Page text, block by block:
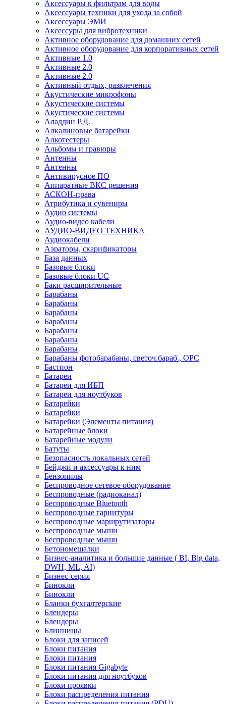
Аксессуары к фильтрам для воды
Аксессуары техники для ухода за собой
Аксессуары ЭМИ
Аксессуры для вибротехники
Активное оборудование для домашних сетей
Активное оборудование для корпоративных сетей
Активные 1.0
Активные 2.0
Активные 2.0
Активный отдых, развлечения
Акустические микрофоны
Акустические системы
Акустические системы
Аладдин Р.Д.
Алкалиновые батарейки
Алкотестеры
Альбомы и гравюры
Антенны
Антенны
Антивирусное ПО
Аппаратные ВКС решения
АСКОН-права
Атрибутика и сувениры
Аудио системы
Аудио-видео кабели
АУДИО-ВИДЕО ТЕХНИКА
Аудиокабели
Аэраторы, скарификаторы
База данных
Базовые блоки
Базовые блоки UC
Баки расширительные
Барабаны
Барабаны
Барабаны
Барабаны
Барабаны
Барабаны
Барабаны
Барабаны фотобарабаны, светоч.бараб., OPC
Бастион
Батареи
Батареи для ИБП
Батареи для ноутбуков
Батарейки
Батарейки
Батарейки (Элементы питания)
Батарейные блоки
Батарейные модули
Батуты
Безопасность локальных сетей
Бейджи и аксесcуары к ним
Бензопилы
Беспроводное сетевое оборудование
Беспроводные (радиоканал)
Беспроводные Bluetooth
Беспроводные гарнитуры
Беспроводные маршрутизаторы
Беспроводные мыши
Беспроводные мыши
Бетономешалки
Бизнес-аналитика и большие данные ( BI, Big data,
DWH, ML, AI)
Бизнес-серия
Бинокли
Бинокли
Бланки бухгалтерские
Блендеры
Блендеры
Блинницы
Блоки для записей
Блоки питания
Блоки питания
Блоки питания Gigabyte
Блоки питания для ноутбуков
Блоки проявки
Блоки распределения питания